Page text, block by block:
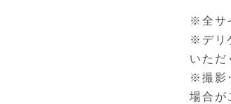
※全サ
※デリ
いただ
※撮影
場合が